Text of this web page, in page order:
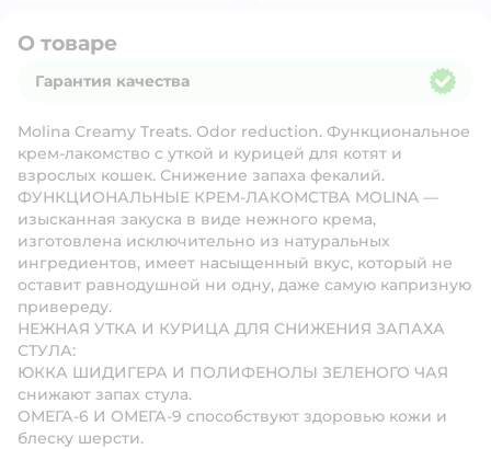
О товаре
Гарантия качества
Molina Creamy Treats. Odor reduction. Функциональное
крем-лакомство с уткой и курицей для котят и
взрослых кошек. Снижение запаха фекалий.
ФУНКЦИОНАЛЬНЫЕ КРЕМ-ЛАКОМСТВА MOLINA —
изысканная закуска в виде нежного крема,
изготовлена исключительно из натуральных
ингредиентов, имеет насыщенный вкус, который не
оставит равнодушной ни одну, даже самую капризную
привереду.
НЕЖНАЯ УТКА И КУРИЦА ДЛЯ СНИЖЕНИЯ ЗАПАХА
СТУЛА:
ЮККА ШИДИГЕРА И ПОЛИФЕНОЛЫ ЗЕЛЕНОГО ЧАЯ
снижают запах стула.
ОМЕГА-6 И ОМЕГА-9 способствуют здоровью кожи и
блеску шерсти.